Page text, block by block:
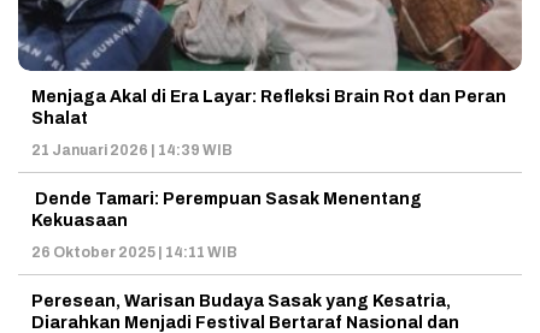
Menjaga Akal di Era Layar: Refleksi Brain Rot dan Peran
Shalat
21 Januari 2026 | 14:39 WIB
Dende Tamari: Perempuan Sasak Menentang
Kekuasaan
26 Oktober 2025 | 14:11 WIB
Peresean, Warisan Budaya Sasak yang Kesatria,
Diarahkan Menjadi Festival Bertaraf Nasional dan